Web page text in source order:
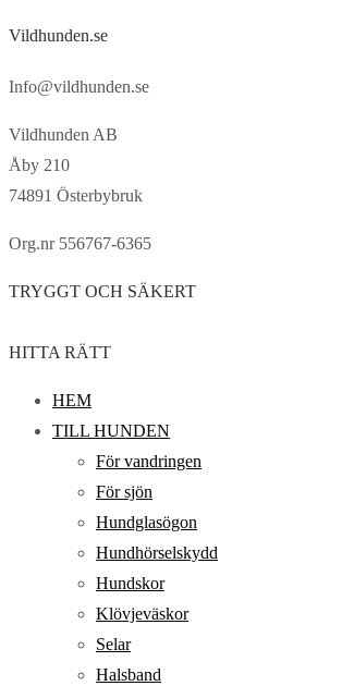
Vildhunden.se
Info@vildhunden.se
Vildhunden AB
Åby 210
74891 Österbybruk
Org.nr 556767-6365
TRYGGT OCH SÄKERT
HITTA RÄTT
HEM
TILL HUNDEN
För vandringen
För sjön
Hundglasögon
Hundhörselskydd
Hundskor
Klövjeväskor
Selar
Halsband